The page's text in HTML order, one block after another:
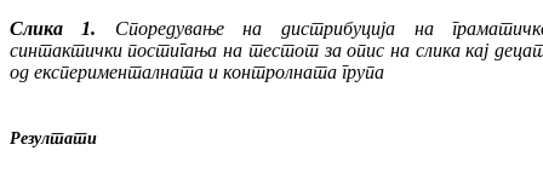
Слика1. Споредување на дистрибуција на гра­
синтактички постигања на тес­тот за опис на слика кај
од екс­пе­ри­мен­талната и контролната група
Резултати